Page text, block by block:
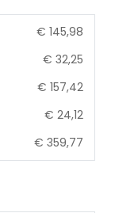
€ 145,98
€ 32,25
€ 157,42
€ 24,12
€ 359,77